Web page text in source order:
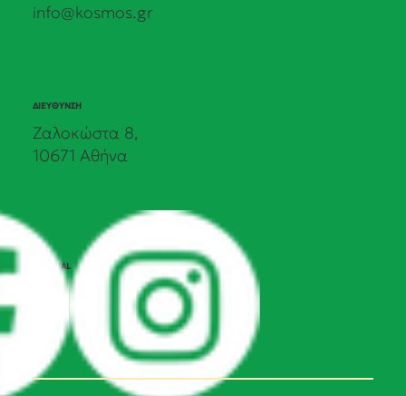
info@kosmos.gr
ΔΙΕΥΘΥΝΣΗ
Ζαλοκώστα 8,
10671 Αθήνα
SOCIAL